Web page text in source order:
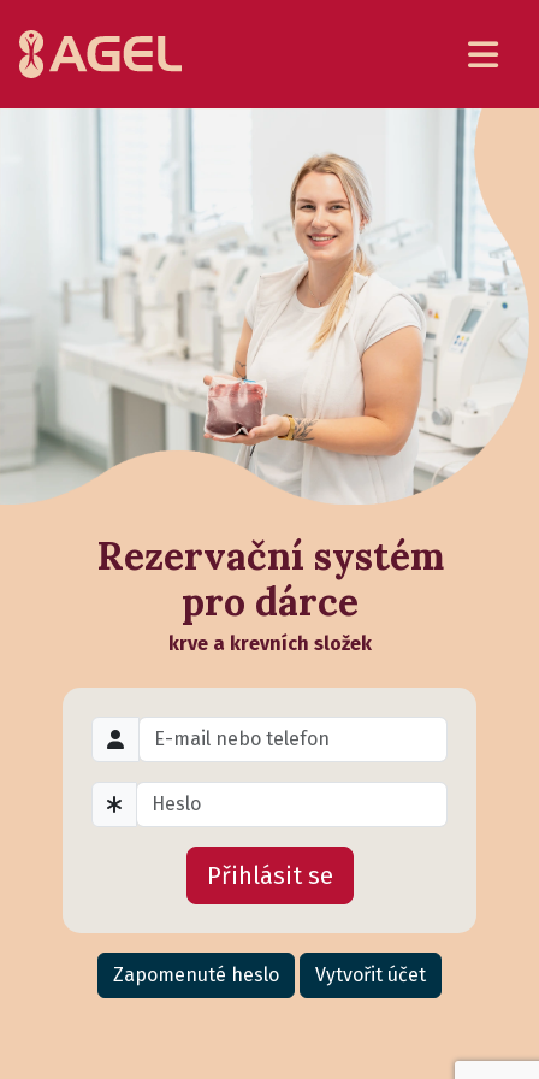
Rezervační systém
pro dárce
krve a krevních složek
Přihlásit se
Zapomenuté heslo Vytvořit účet